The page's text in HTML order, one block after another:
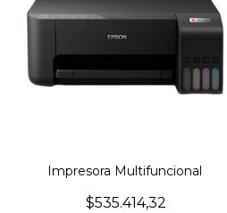
Impresora Multifuncional
Inalambrica Epson EcoTank
$535.414,32